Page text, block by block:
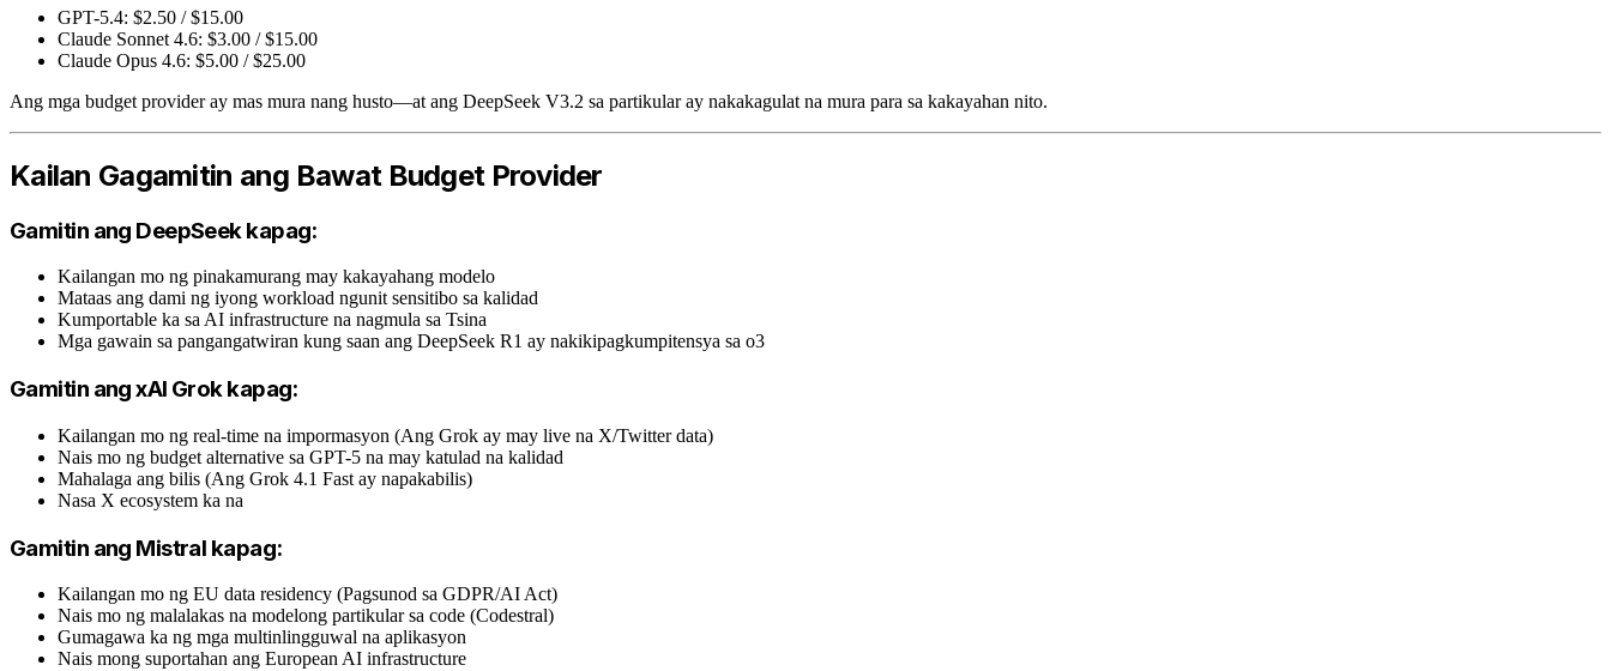
GPT-5.4: $2.50 / $15.00
Claude Sonnet 4.6: $3.00 / $15.00
Claude Opus 4.6: $5.00 / $25.00
Ang mga budget provider ay mas mura nang husto—at ang DeepSeek V3.2 sa partikular ay nakakagulat na mura para sa kakayahan nito.
Kailan Gagamitin ang Bawat Budget Provider
Gamitin ang DeepSeek kapag:
Kailangan mo ng pinakamurang may kakayahang modelo
Mataas ang dami ng iyong workload ngunit sensitibo sa kalidad
Kumportable ka sa AI infrastructure na nagmula sa Tsina
Mga gawain sa pangangatwiran kung saan ang DeepSeek R1 ay nakikipagkumpitensya sa o3
Gamitin ang xAI Grok kapag:
Kailangan mo ng real-time na impormasyon (Ang Grok ay may live na X/Twitter data)
Nais mo ng budget alternative sa GPT-5 na may katulad na kalidad
Mahalaga ang bilis (Ang Grok 4.1 Fast ay napakabilis)
Nasa X ecosystem ka na
Gamitin ang Mistral kapag:
Kailangan mo ng EU data residency (Pagsunod sa GDPR/AI Act)
Nais mo ng malalakas na modelong partikular sa code (Codestral)
Gumagawa ka ng mga multinlingguwal na aplikasyon
Nais mong suportahan ang European AI infrastructure